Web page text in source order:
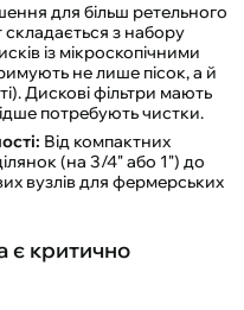
для більш ретельного
з набору
із мікроскопічними
не лише пісок, а й
Дискові фільтри мають
потребують чистки.
Від компактних
(на 3/4" або 1") до
вузлів для фермерських
є критично